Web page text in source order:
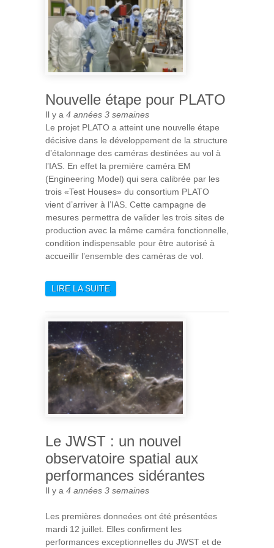
ENVIRONNEMENT
Nouvelle étape pour PLATO
Il y a 4 années 3 semaines
Le projet PLATO a atteint une nouvelle étape
décisive dans le développement de la structure
d’étalonnage des caméras destinées au vol à
l’IAS. En effet la première caméra EM
(Engineering Model) qui sera calibrée par les
trois «Test Houses» du consortium PLATO
vient d’arriver à l’IAS. Cette campagne de
mesures permettra de valider les trois sites de
production avec la même caméra fonctionnelle,
condition indispensable pour être autorisé à
accueillir l’ensemble des caméras de vol.
LIRE LA SUITEDE NOUVELLE ÉTAPE POUR
Le JWST : un nouvel
observatoire spatial aux
performances sidérantes
Il y a 4 années 3 semaines
Les premières donneées ont été présentées
mardi 12 juillet. Elles confirment les
performances exceptionnelles du JWST et de